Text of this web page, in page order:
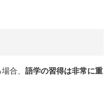
合、 語学の習得は非常に重